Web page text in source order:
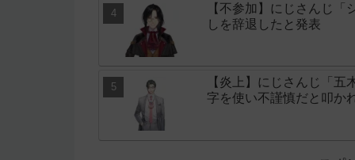
【不参加】にじさんじ
しを辞退したと発表
【炎上】にじさんじ「
字を使い不謹慎だと叩か